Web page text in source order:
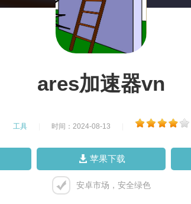
ares加速器vn
工具 时间：2024-08-13
苹果下载
安卓市场，安全绿色